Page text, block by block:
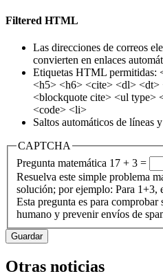
Filtered HTML
Las direcciones de correos
convierten en enlaces
Etiquetas HTML permitidas:
<h5> <h6> <cite> <dl> <dt>
<blockquote cite> <ul type>
<code> <li>
Saltos automáticos de líneas
CAPTCHA
Pregunta matemática 17 + 3 =
Resuelva este simple problema
solución; por ejemplo: Para 1+3,
Esta pregunta es para comprobar
humano y prevenir envíos de
Otras noticias